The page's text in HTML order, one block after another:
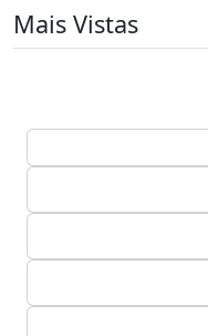
Mais Vistas